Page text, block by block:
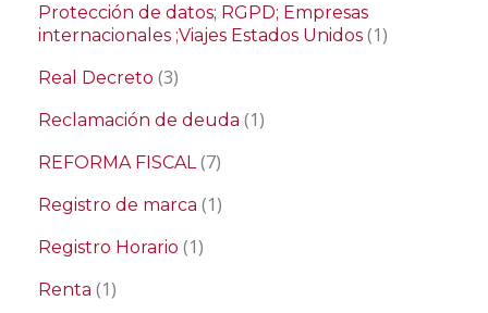
Protección de datos; RGPD; Empresas
internacionales ;Viajes Estados Unidos (1)
Real Decreto (3)
Reclamación de deuda (1)
REFORMA FISCAL(7)
Registro de marca (1)
Registro Horario (1)
Renta (1)